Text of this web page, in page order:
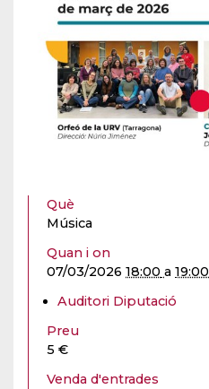
Què
Música
Quan i on
07/03/2026 18:00 a 19:00
Auditori Diputació
Preu
5 €
Venda d'entrades